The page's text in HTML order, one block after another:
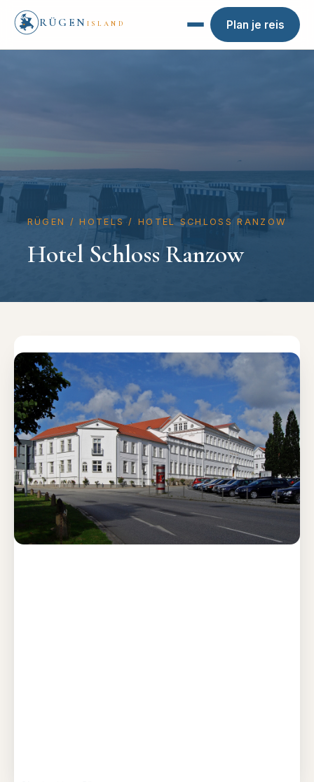
RÜGEN ISLAND Plan je reis
RÜGEN / HOTELS/ HOTEL SCHLOSS RANZOW
Hotel Schloss Ranzow